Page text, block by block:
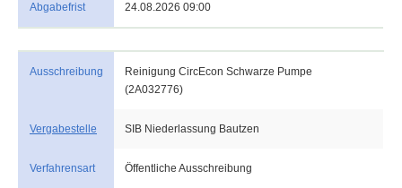
Abgabefrist 24.08.2026 09:00
Ausschreibung
Reinigung CircEcon Schwarze Pumpe
(2A032776)
Vergabestelle SIB Niederlassung Bautzen
Verfahrensart Öffentliche Ausschreibung